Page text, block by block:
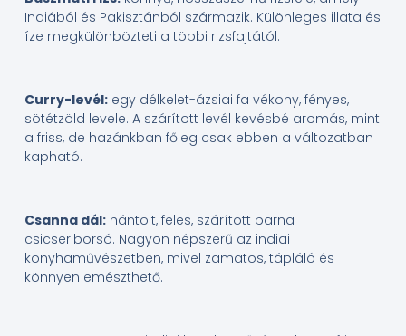
Indiából és Pakisztánból származik. Különleges illata és
íze megkülönbözteti a többi rizsfajtától.
Curry-levél:egy délkelet-ázsiai fa vékony, fényes,
sötétzöld levele. A szárított levél kevésbé aromás, mint
a friss, de hazánkban főleg csak ebben a változatban
kapható.
Csanna dál:hántolt, feles, szárított barna
csicseriborsó. Nagyon népszerű az indiai
konyhaművészetben, mivel zamatos, tápláló és
könnyen emészthető.